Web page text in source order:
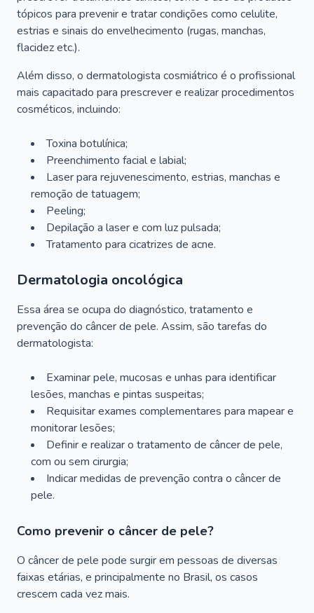
tópicos para prevenir e tratar condições como celulite,
estrias e sinais do envelhecimento (rugas, manchas,
flacidez etc.).
Além disso, o dermatologista cosmiátrico é o profissional
mais capacitado para prescrever e realizar procedimentos
cosméticos, incluindo:
Toxina botulínica;
Preenchimento facial e labial;
Laser para rejuvenescimento, estrias, manchas e
remoção de tatuagem;
Peeling;
Depilação a laser e com luz pulsada;
Tratamento para cicatrizes de acne.
Dermatologia oncológica
Essa área se ocupa do diagnóstico, tratamento e
prevenção do câncer de pele. Assim, são tarefas do
dermatologista:
Examinar pele, mucosas e unhas para identificar
lesões, manchas e pintas suspeitas;
Requisitar exames complementares para mapear e
monitorar lesões;
Definir e realizar o tratamento de câncer de pele,
com ou sem cirurgia;
Indicar medidas de prevenção contra o câncer de
pele.
Como prevenir o câncer de pele?
O câncer de pele pode surgir em pessoas de diversas
faixas etárias, e principalmente no Brasil, os casos
crescem cada vez mais.